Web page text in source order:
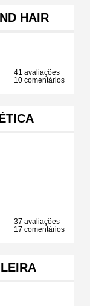
HAIR
41 avaliações
10 comentários
37 avaliações
17 comentários